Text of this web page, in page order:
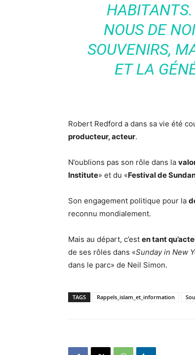
NOUS DE
SOUVENIRS,
ET LA
Robert Redford a dans sa vie été
producteur, acteur.
N’oublions pas son rôle dans la
Institute» et du «Festival de
Son engagement politique pour la
reconnu mondialement.
Mais au départ, c’est en tant
de ses rôles dans «Sunday in New
dans le parc» de Neil Simon.
TAGS Rappels_islam_et_information